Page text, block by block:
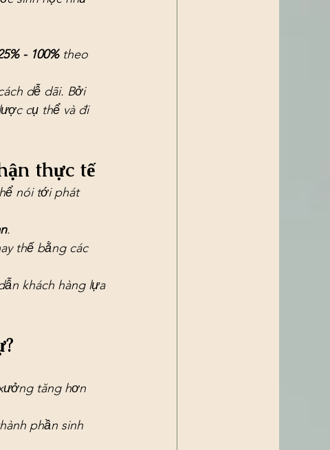
- 100% theo
dễ dãi. Bởi
cụ thể và đi
thực tế
nói tới phát
.
thế bằng các
khách hàng lựa
tăng hơn
phần sinh